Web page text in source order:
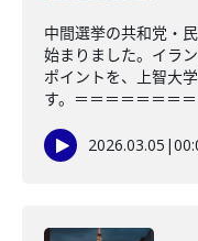
中間選挙の共和党・
始まりました。イラ
ポイントを、上智大
す。＝＝＝＝＝＝＝
2026.03.05 |